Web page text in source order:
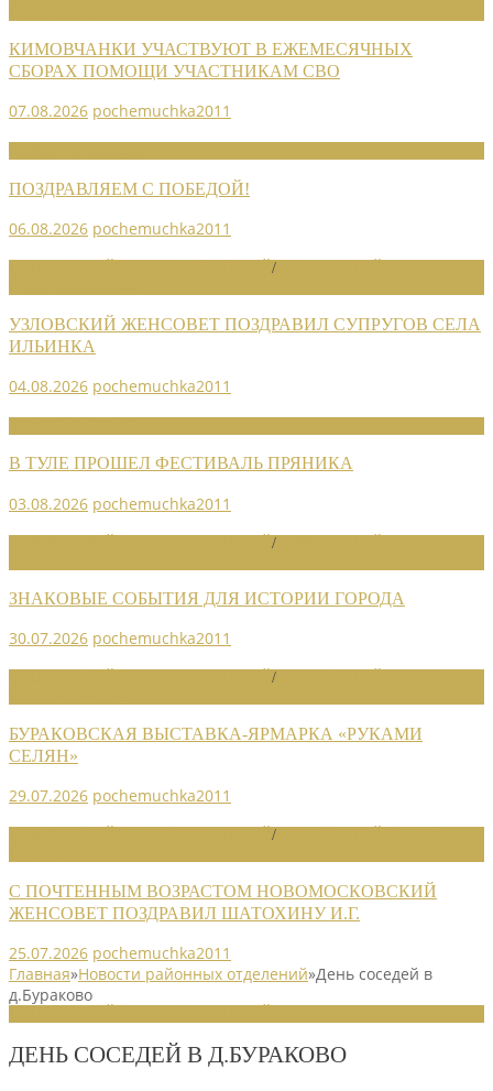
КИМОВЧАНКИ УЧАСТВУЮТ В ЕЖЕМЕСЯЧНЫХ
СБОРАХ ПОМОЩИ УЧАСТНИКАМ СВО
07.08.2026 pochemuchka2011
ПОЗДРАВЛЯЕМ С ПОБЕДОЙ!
06.08.2026 pochemuchka2011
/
УЗЛОВСКИЙ ЖЕНСОВЕТ ПОЗДРАВИЛ СУПРУГОВ СЕЛА
ИЛЬИНКА
04.08.2026 pochemuchka2011
В ТУЛЕ ПРОШЕЛ ФЕСТИВАЛЬ ПРЯНИКА
03.08.2026 pochemuchka2011
/
ЗНАКОВЫЕ СОБЫТИЯ ДЛЯ ИСТОРИИ ГОРОДА
30.07.2026 pochemuchka2011
/
БУРАКОВСКАЯ ВЫСТАВКА-ЯРМАРКА «РУКАМИ
СЕЛЯН»
29.07.2026 pochemuchka2011
/
С ПОЧТЕННЫМ ВОЗРАСТОМ НОВОМОСКОВСКИЙ
ЖЕНСОВЕТ ПОЗДРАВИЛ ШАТОХИНУ И.Г.
25.07.2026 pochemuchka2011
Главная»Новости районных отделений»День соседей в
д.Бураково
ДЕНЬ СОСЕДЕЙ В Д.БУРАКОВО